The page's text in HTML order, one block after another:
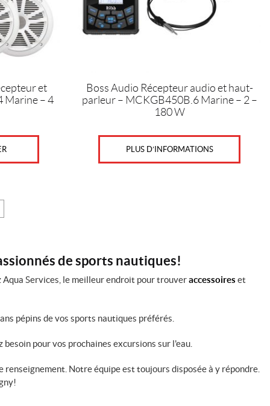
et
Marine – 4
Boss Audio Récepteur audio et haut-
parleur – MCKGB450B.6 Marine – 2 –
180 W
PLUS D’INFORMATIONS
de sports nautiques!
Aqua Services, le meilleur endroit pour trouveraccessoires et
pépins de vos sports nautiques préférés.
pour vos prochaines excursions sur l'eau.
Notre équipe est toujours disposée à y répondre.